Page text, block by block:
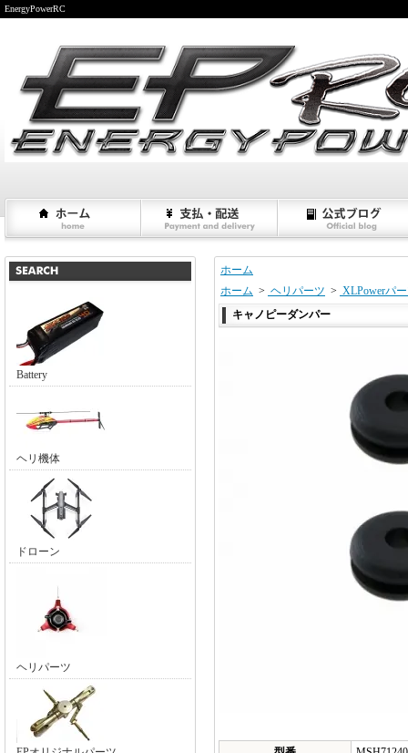
EnergyPowerRC
Battery
ヘリ機体
ドローン
ヘリパーツ
ホーム
ホーム > ヘリパーツ > XLPowerパ
キャノピーダンパー